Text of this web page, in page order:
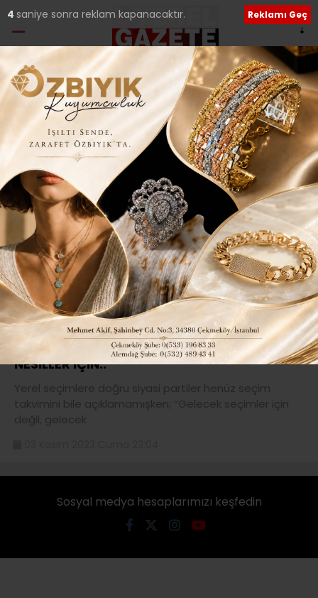
Etiket:Çekmeköy Belediye
Başkan Aday Adayı
ÇEKMEKÖY BELEDİYE BAŞKAN ADAY ADAYI
OLACAK MI?..
Çekmeköy kamuoyunun aylardır merak ettiği sorunun
yanıtı nihayet karşılık buldu. Çekmeköy Sevenler
Platformu’nun da aylardır
20 Kasım 2023 Pazartesi 10:11
“GELECEK SEÇİMLER İÇİN DEĞİL GELECEK
NESİLLER İÇİN..”
Yerel seçimlere doğru siyasi partiler henüz seçim
takvimini bile açıklamamışken; “Gelecek seçimler için
değil, gelecek
4 saniye sonra reklam kapanacaktır. Reklamı Geç
Sosyal medya hesaplarımızı keşfedin